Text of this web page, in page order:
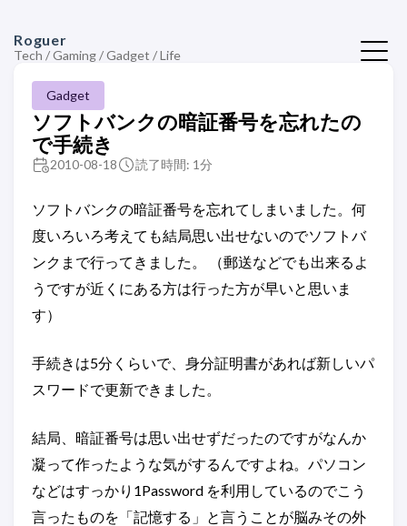
Roguer
Tech / Gaming / Gadget / Life
Gadget
ソフトバンクの暗証番号を忘れたの
で手続き
2010-08-18 読了時間: 1分
ソフトバンクの暗証番号を忘れてしまいました。何
度いろいろ考えても結局思い出せないのでソフトバ
ンクまで行ってきました。 （郵送などでも出来るよ
うですが近くにある方は行った方が早いと思いま
す）
手続きは5分くらいで、身分証明書があれば新しいパ
スワードで更新できました。
結局、暗証番号は思い出せずだったのですがなんか
凝って作ったような気がするんですよね。パソコン
などはすっかり1Password を利用しているのでこう
言ったものを「記憶する」と言うことが脳みその外